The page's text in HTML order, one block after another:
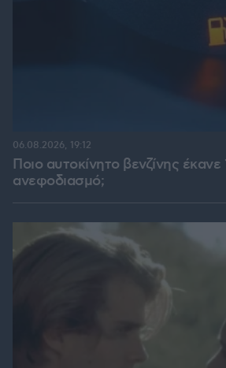
Ποιο αυτοκίνητο βενζίνης
ανεφοδιασμό;
06.08.2026, 19:12